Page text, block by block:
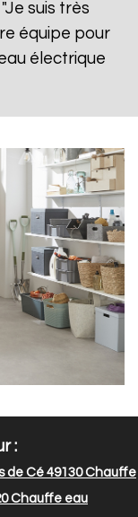
suis très
équipe pour
électrique
:
de Cé 49130Chauffe
Chauffe eau